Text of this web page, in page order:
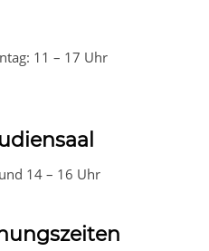
11 – 17 Uhr
14 – 16 Uhr